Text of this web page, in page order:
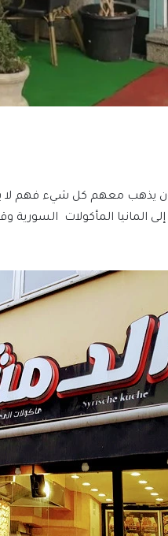
يذهب معهم كل شيء فهم لا
إلى المانيا المأكولات